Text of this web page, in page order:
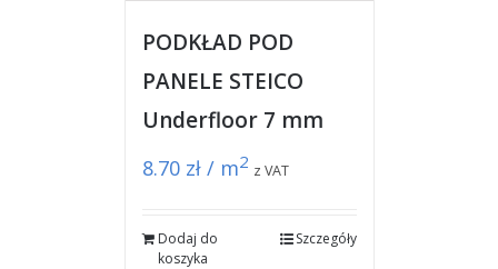
PODKŁAD POD
PANELE STEICO
Underfloor 7 mm
8.70 zł / m2 z VAT
Dodaj do
koszyka
Szczegóły